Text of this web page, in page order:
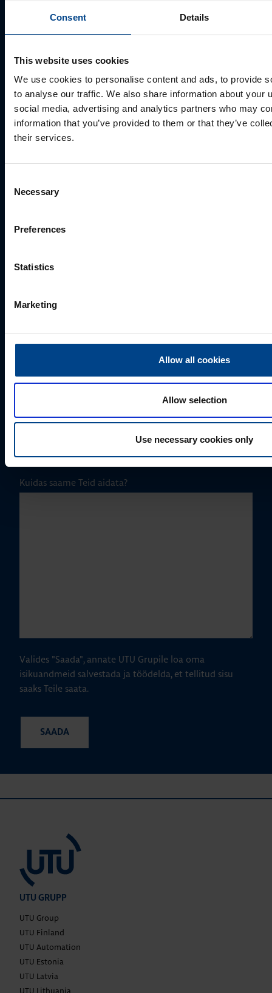
Consent Details
This website uses cookies
We use cookies to personalise content and ads, to provide
to analyse our traffic. We also share information about your
social media, advertising and analytics partners who may
information that you’ve provided to them or that they’ve
their services.
Selection
Necessary
Preferences
Statistics
Marketing
Allow all cookies
Allow selection
Use necessary cookies only
Perekonnanimi
E-post*
Kuidas saame Teid aidata?
Valides "Saada", annate UTU Grupile loa oma
isikuandmeid salvestada ja töödelda, et tellitud sisu
saaks Teile saata.
UTU GRUPP
UTU Group
UTU Finland
UTU Automation
UTU Estonia
UTU Latvia
UTU Lithuania